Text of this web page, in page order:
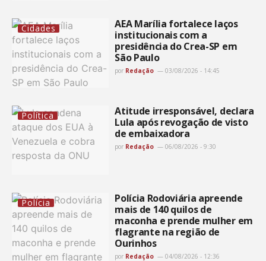
Cidades
AEA Marília fortalece laços
institucionais com a
presidência do Crea-SP em
São Paulo
por Redação 03/08/2026 - 14:45
Política
Atitude irresponsável, declara
Lula após revogação de visto
de embaixadora
por Redação 06/08/2026 - 9:30
Polícia
Polícia Rodoviária apreende
mais de 140 quilos de
maconha e prende mulher em
flagrante na região de
Ourinhos
por Redação 04/08/2026 - 12:36